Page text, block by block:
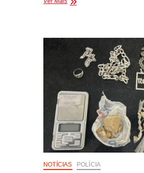
ALVO
TIROS
NO
CENTRO
EUNÁPOLIS
NOTÍCIAS POLÍCIA